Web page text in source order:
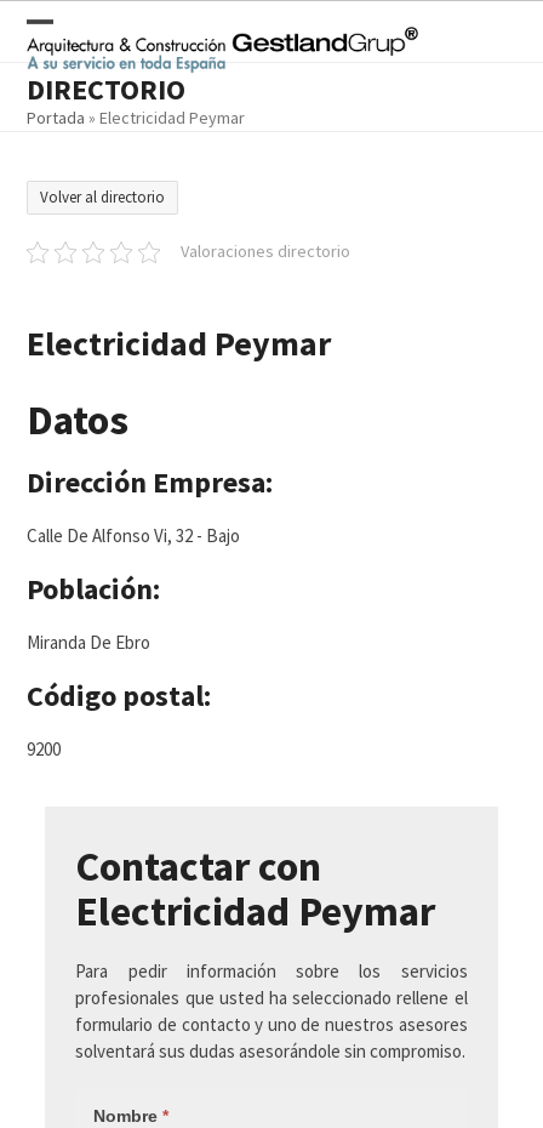
contentOpen
mobile
menu
Close
mobile
menu
DIRECTORIO
Portada »Electricidad Peymar
Volver al directorio
Valoraciones directorio
Electricidad Peymar
Datos
Dirección Empresa:
Calle De Alfonso Vi, 32 - Bajo
Población:
Miranda De Ebro
Código postal:
9200
Contactar con
Electricidad Peymar
Para pedir información sobre los servicios
profesionales que usted ha seleccionado rellene el
formulario de contacto y uno de nuestros asesores
solventará sus dudas asesorándole sin compromiso.
Nombre*